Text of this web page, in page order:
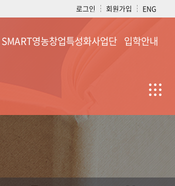
로그인 회원가입 ENG
SMART영농창업특성화사업단
자료실
입학안내